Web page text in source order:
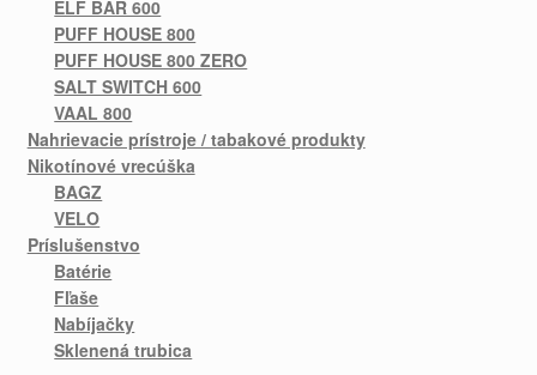
ELF BAR 600
PUFF HOUSE 800
PUFF HOUSE 800 ZERO
SALT SWITCH 600
VAAL 800
Nahrievacie prístroje / tabakové produkty
Nikotínové vrecúška
BAGZ
VELO
Príslušenstvo
Batérie
Fľaše
Nabíjačky
Sklenená trubica